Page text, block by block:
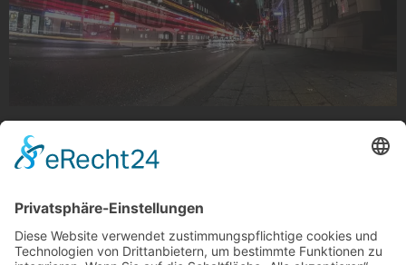
Citylights Bismarckstraße
Citylights, Bismarckstraße
Foto: henkelage via Instagram